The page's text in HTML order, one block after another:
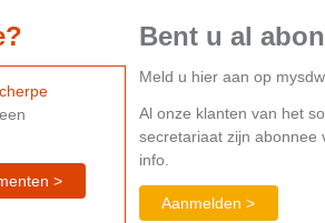
>
Bent u al
Meld u hier aan op
Al onze klanten van het
secretariaat zijn abonnee
info.
Aanmelden >